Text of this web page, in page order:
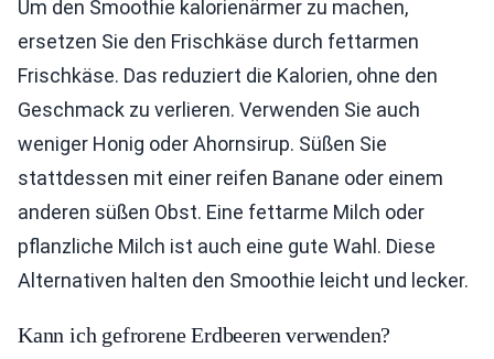
Um den Smoothie kalorienärmer zu machen,
ersetzen Sie den Frischkäse durch fettarmen
Frischkäse. Das reduziert die Kalorien, ohne den
Geschmack zu verlieren. Verwenden Sie auch
weniger Honig oder Ahornsirup. Süßen Sie
stattdessen mit einer reifen Banane oder einem
anderen süßen Obst. Eine fettarme Milch oder
pflanzliche Milch ist auch eine gute Wahl. Diese
Alternativen halten den Smoothie leicht und lecker.
Kann ich gefrorene Erdbeeren verwenden?